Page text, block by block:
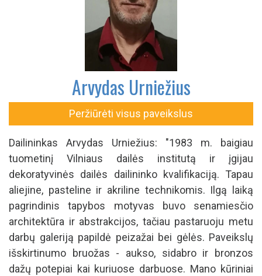
Arvydas Urniežius
Peržiūrėti visus paveikslus
Dailininkas Arvydas Urniežius: "1983 m. baigiau
tuometinį Vilniaus dailės institutą ir įgijau
dekoratyvinės dailės dailininko kvalifikaciją. Tapau
aliejine, pasteline ir akriline technikomis. Ilgą laiką
pagrindinis tapybos motyvas buvo senamiesčio
architektūra ir abstrakcijos, tačiau pastaruoju metu
darbų galeriją papildė peizažai bei gėlės. Paveikslų
išskirtinumo bruožas - aukso, sidabro ir bronzos
dažų potepiai kai kuriuose darbuose. Mano kūriniai